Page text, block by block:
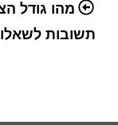
מהו גודל
תשובות